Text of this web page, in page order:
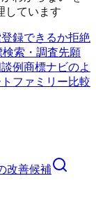
しています
登録できるか拒絶
検索・調査先願
例商標ナビのよ
ファミリー比較
改善候補